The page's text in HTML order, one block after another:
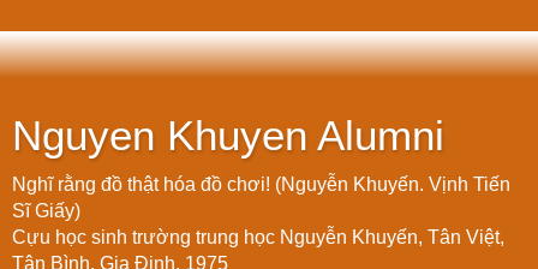
Nguyen Khuyen Alumni
Nghĩ rằng đồ thật hóa đồ chơi! (Nguyễn Khuyến. Vịnh Tiến
Sĩ Giấy)
Cựu học sinh trường trung học Nguyễn Khuyến, Tân Việt,
Tân Bình, Gia Định. 1975